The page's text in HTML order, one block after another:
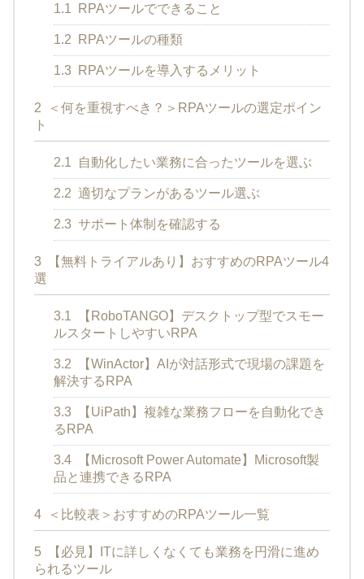
1.1 RPAツールでできること
1.2 RPAツールの種類
1.3 RPAツールを導入するメリット
2
＜何を重視すべき？＞RPAツールの選定ポイン
ト
2.1 自動化したい業務に合ったツールを選ぶ
2.2 適切なプランがあるツール選ぶ
2.3 サポート体制を確認する
3
【無料トライアルあり】おすすめのRPAツール4
選
3.1
【RoboTANGO】デスクトップ型でスモー
ルスタートしやすいRPA
3.2
【WinActor】AIが対話形式で現場の課題を
解決するRPA
3.3
【UiPath】複雑な業務フローを自動化でき
るRPA
3.4
【Microsoft Power Automate】Microsoft製
品と連携できるRPA
4 ＜比較表＞おすすめのRPAツール一覧
5
【必見】ITに詳しくなくても業務を円滑に進め
られるツール